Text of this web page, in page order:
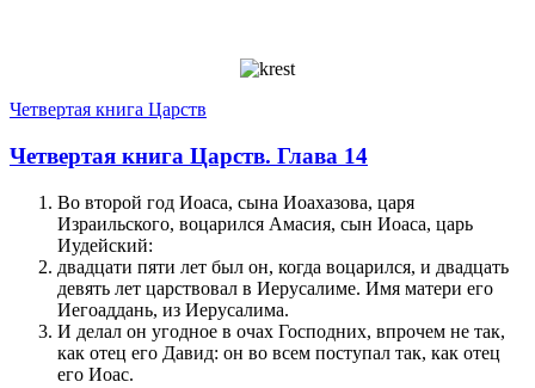
Четвертая книга Царств
Четвертая книга Царств. Глава 14
Во второй год Иоаса, сына Иоахазова, царя
Израильского, воцарился Амасия, сын Иоаса, царь
Иудейский:
двадцати пяти лет был он, когда воцарился, и двадцать
девять лет царствовал в Иерусалиме. Имя матери его
Иегоаддань, из Иерусалима.
И делал он угодное в очах Господних, впрочем не так,
как отец его Давид: он во всем поступал так, как отец
его Иоас.